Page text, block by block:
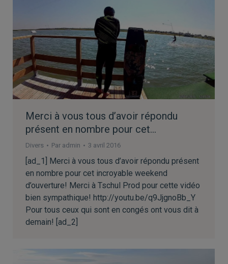
Merci à vous tous d’avoir répondu
présent en nombre pour cet…
Divers Par admin 3 avril 2016
[ad_1] Merci à vous tous d’avoir répondu présent
en nombre pour cet incroyable weekend
d’ouverture! Merci à Tschul Prod pour cette vidéo
bien sympathique! http://youtu.be/q9JjgnoBb_Y
Pour tous ceux qui sont en congés ont vous dit à
demain! [ad_2]